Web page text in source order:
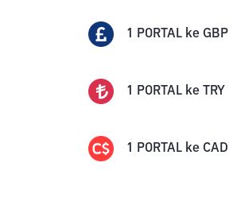
1 PORTAL ke GBP
1 PORTAL ke TRY
1 PORTAL ke CAD